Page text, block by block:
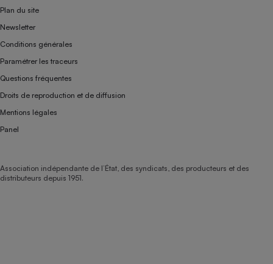
Plan du site
Newsletter
Conditions générales
Paramétrer les traceurs
Questions fréquentes
Droits de reproduction et de diffusion
Mentions légales
Panel
Association indépendante de l’État, des syndicats, des producteurs et des
distributeurs depuis 1951.